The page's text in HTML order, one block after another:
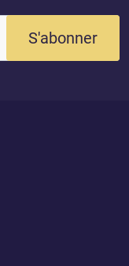
S'abonner